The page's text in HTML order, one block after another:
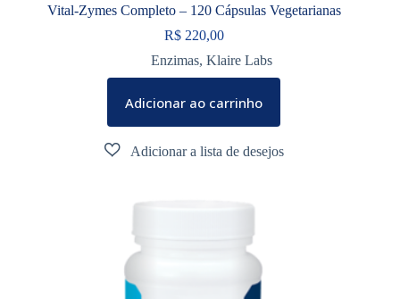
Vital-Zymes Completo – 120 Cápsulas Vegetarianas
R$220,00
Enzimas,Klaire Labs
Adicionar ao carrinho